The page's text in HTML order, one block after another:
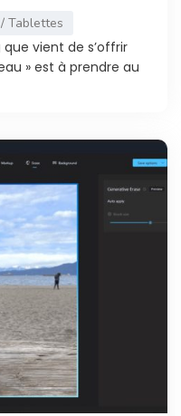
Tablettes
vient de s’offrir
» est à prendre au